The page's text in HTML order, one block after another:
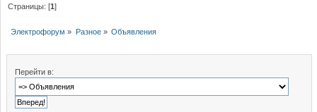
Страницы: [1]
Электрофорум » Разное» Объявления
Перейти в: